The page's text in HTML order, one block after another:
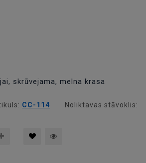
skrūvejama, melna krasa
CC-114
Noliktavas stāvoklis: